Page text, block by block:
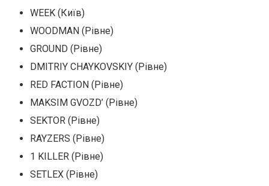
WEEK (Київ)
WOODMAN (Рівне)
GROUND (Рівне)
DMITRIY CHAYKOVSKIY (Рівне)
RED FACTION (Рівне)
MAKSIM GVOZD’ (Рівне)
SEKTOR (Рівне)
RAYZERS (Рівне)
1 KILLER (Рівне)
SETLEX (Рівне)